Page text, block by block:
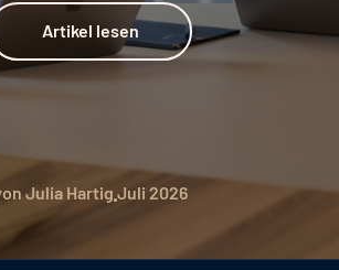
lesen
Artikel lesen
HartigJuli 2026